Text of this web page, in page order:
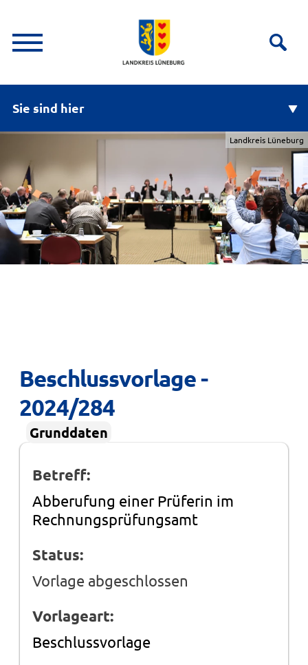
Sie sind hier
Landkreis Lüneburg
Beschlussvorlage -
2024/284
Grunddaten
Betreff:
Abberufung einer Prüferin im
Rechnungsprüfungsamt
Status:
Vorlage abgeschlossen
Vorlageart:
Beschlussvorlage